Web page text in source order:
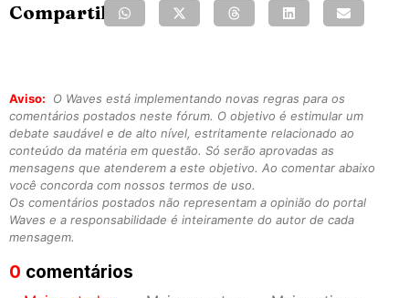
Compartilhe:
Aviso:
O Waves está implementando novas regras para os
comentários postados neste fórum. O objetivo é estimular um
debate saudável e de alto nível, estritamente relacionado ao
conteúdo da matéria em questão. Só serão aprovadas as
mensagens que atenderem a este objetivo. Ao comentar abaixo
você concorda com nossos termos de uso.
Os comentários postados não representam a opinião do portal
Waves e a responsabilidade é inteiramente do autor de cada
mensagem.
0 comentários